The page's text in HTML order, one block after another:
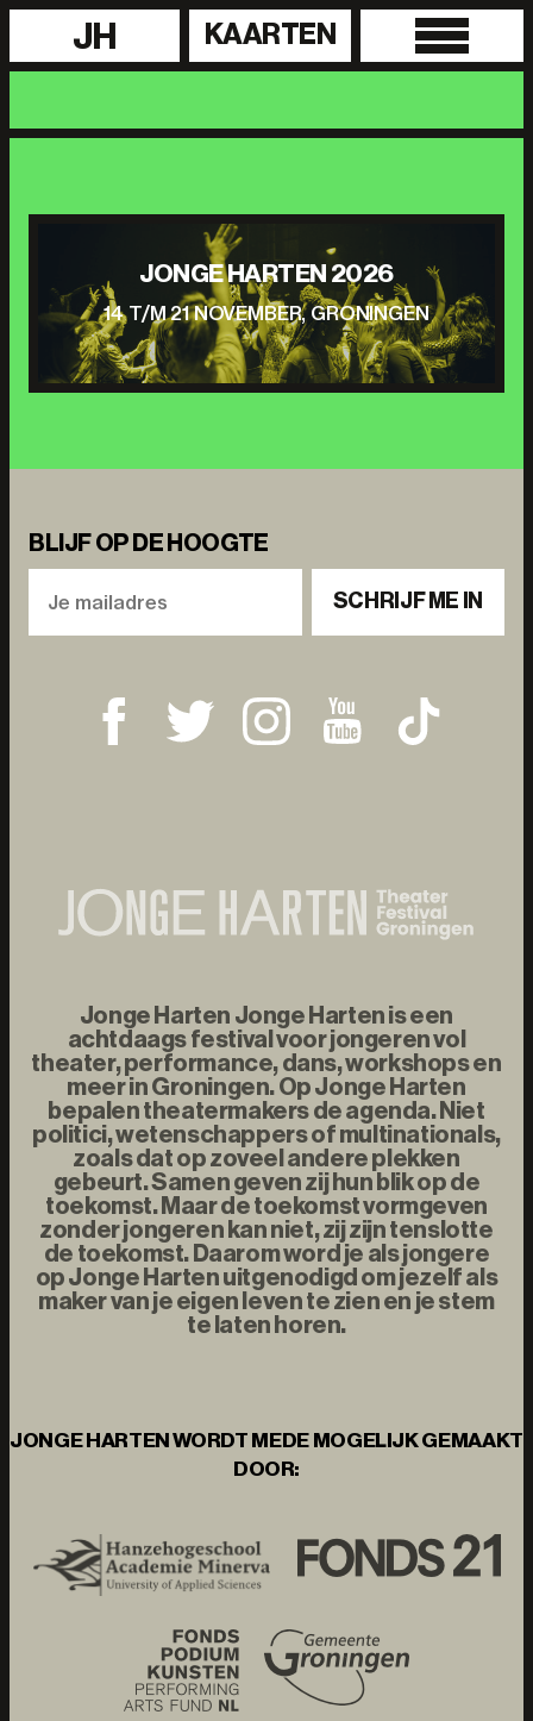
JH KAARTEN
JONGE HARTEN 2026
14 T/M 21 NOVEMBER, GRONINGEN
BLIJF OP DE HOOGTE
SCHRIJF ME IN
Jonge Harten Jonge Harten is een
achtdaags festival voor jongeren vol
theater, performance, dans, workshops en
meer in Groningen. Op Jonge Harten
bepalen theatermakers de agenda. Niet
politici, wetenschappers of multinationals,
zoals dat op zoveel andere plekken
gebeurt. Samen geven zij hun blik op de
toekomst. Maar de toekomst vormgeven
zonder jongeren kan niet, zij zijn tenslotte
de toekomst. Daarom word je als jongere
op Jonge Harten uitgenodigd om jezelf als
maker van je eigen leven te zien en je stem
te laten horen.
JONGE HARTEN WORDT MEDE MOGELIJK GEMAAKT
DOOR: